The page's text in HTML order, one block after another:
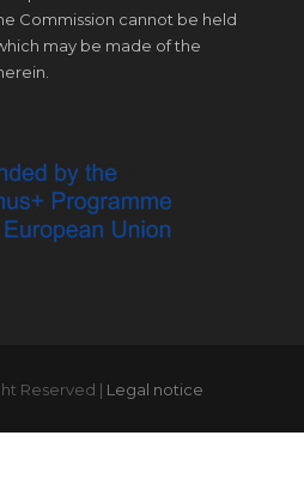
Commission cannot be held
may be made of the
Reserved | Legal notice